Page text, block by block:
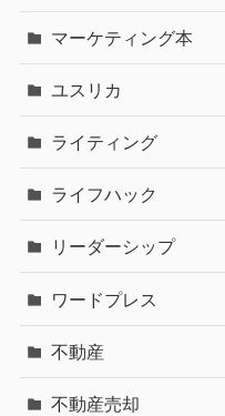
マーケティング本
ユスリカ
ライティング
ライフハック
リーダーシップ
ワードプレス
不動産
不動産売却